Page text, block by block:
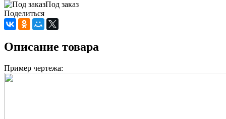
Под заказ
Поделиться
Описание товара
Пример чертежа: